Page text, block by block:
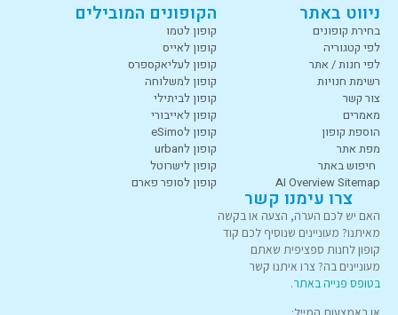
ניווט באתר
בחירת קופונים
לפי קטגוריה
לפי חנות / אתר
רשימת חנויות
צור קשר
מאמרים
הוספת קופון
מפת אתר
חיפוש באתר
AI Overview Sitemap
הקופונים המובילים
קופון לטמו
קופון לאייס
קופון לעליאקספרס
קופון למשלוחה
קופון לביתילי
קופון לאייבורי
קופון לeSimo
קופון לurban
קופון לישרוטל
קופון לסופר פארם
צרו עימנו קשר
האם יש לכם הערה, הצעה או בקשה
מאיתנו? מעוניינים שנוסיף לכם קוד
קופון לחנות ספציפית שאתם
מעוניינים בה? צרו איתנו קשר
בטופס פנייה באתר.